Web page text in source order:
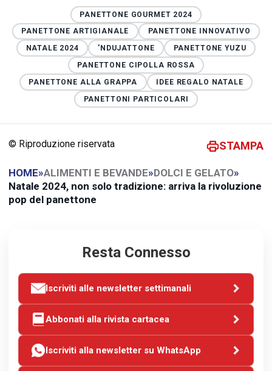
PANETTONE GOURMET 2024
PANETTONE ARTIGIANALE
PANETTONE INNOVATIVO
NATALE 2024
'NDUJATTONE
PANETTONE YUZU
PANETTONE CIPOLLA ROSSA
PANETTONE ALLA GRAPPA
IDEE REGALO NATALE
PANETTONI PARTICOLARI
© Riproduzione riservata STAMPA
HOME»ALIMENTI E BEVANDE»DOLCI E GELATO»
Natale 2024, non solo tradizione: arriva la rivoluzione
pop del panettone
Resta Connesso
Iscriviti alle newsletter settimanali
Abbonati alla rivista cartacea
Iscriviti alla newsletter su WhatsApp